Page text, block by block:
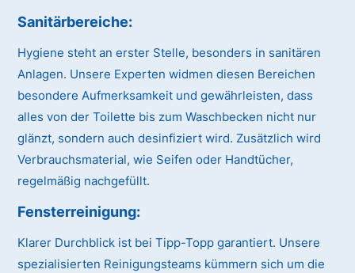
Sanitärbereiche:
Hygiene steht an erster Stelle, besonders in sanitären
Anlagen. Unsere Experten widmen diesen Bereichen
besondere Aufmerksamkeit und gewährleisten, dass
alles von der Toilette bis zum Waschbecken nicht nur
glänzt, sondern auch desinfiziert wird. Zusätzlich wird
Verbrauchsmaterial, wie Seifen oder Handtücher,
regelmäßig nachgefüllt.
Fensterreinigung:
Klarer Durchblick ist bei Tipp-Topp garantiert. Unsere
spezialisierten Reinigungsteams kümmern sich um die